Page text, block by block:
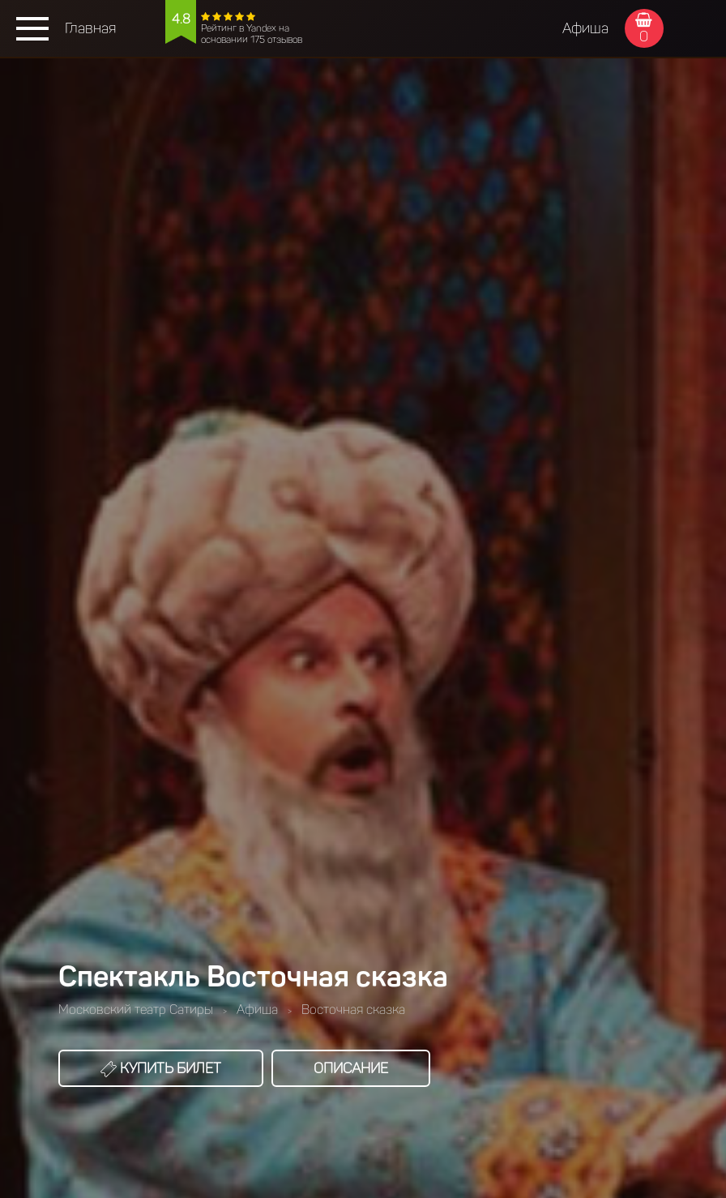
Главная
4.8
Рейтинг в Yandex на
основании 175 отзывов
Афиша 0
Спектакль Восточная сказка
Московский театр Cатиры > Афиша > Восточная сказка
КУПИТЬ БИЛЕТ ОПИСАНИЕ